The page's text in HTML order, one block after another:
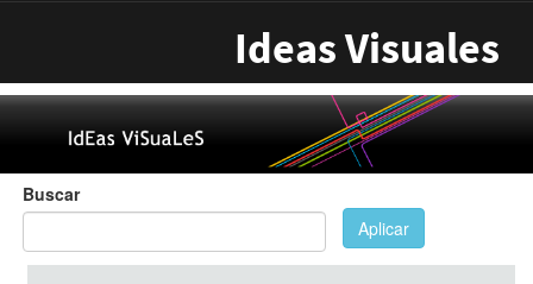
Ideas Visuales
Buscar
Aplicar